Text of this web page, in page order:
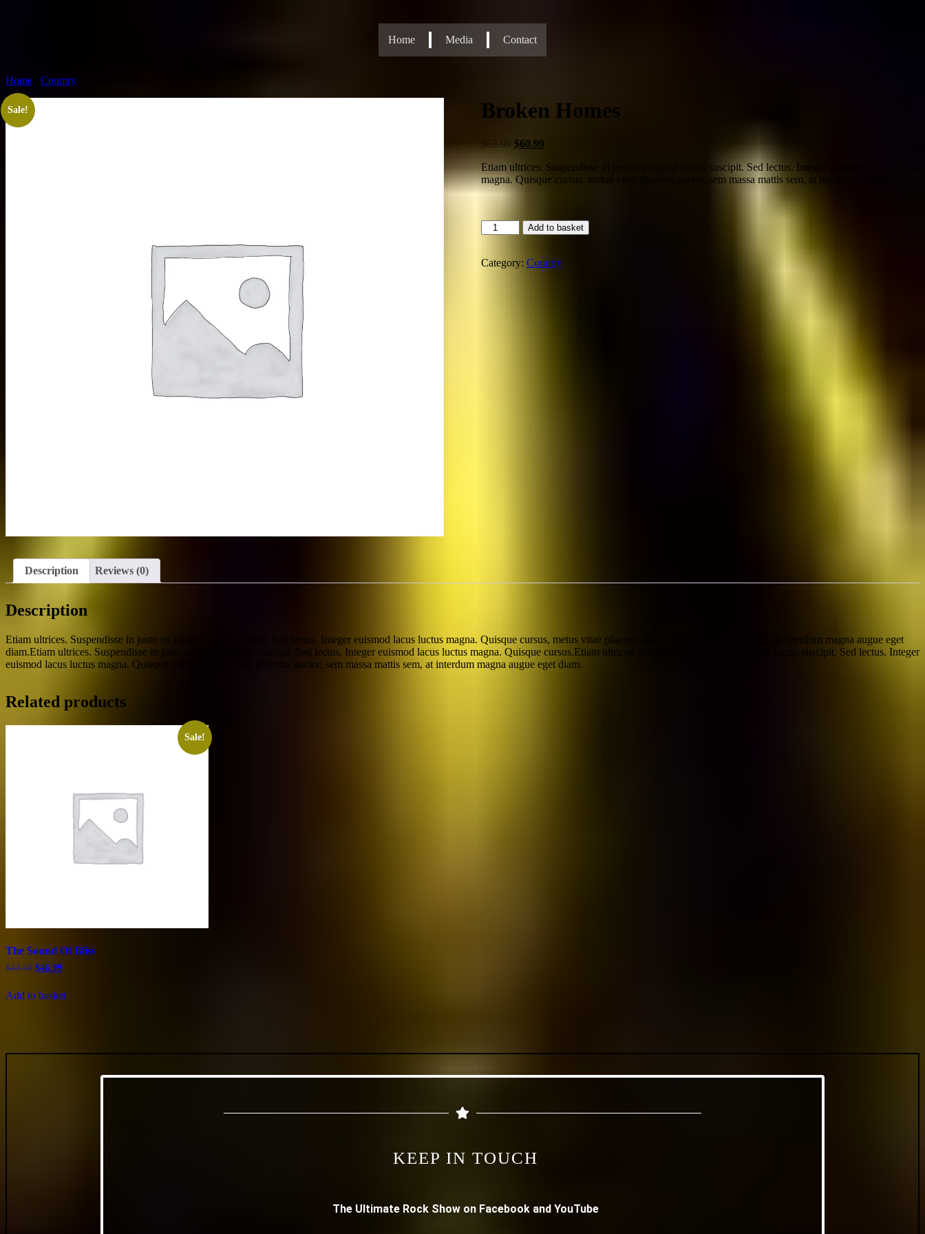
Home Media Contact
Home Country
Sale! Broken Homes
$63.99 $60.99
Etiam ultrices. Suspendisse in justo eu magna luctus suscipit. Sed lectus. Integer euismod lacus luctus
magna. Quisque cursus, metus vitae pharetra auctor, sem massa mattis sem, at interdum magna.
Add to basket
Category: Country
Description Reviews (0)
Description
Etiam ultrices. Suspendisse in justo eu magna luctus suscipit. Sed lectus. Integer euismod lacus luctus magna. Quisque cursus, metus vitae pharetra auctor, sem massa mattis sem, at interdum magna augue eget
diam.Etiam ultrices. Suspendisse in justo eu magna luctus suscipit. Sed lectus. Integer euismod lacus luctus magna. Quisque cursus.Etiam ultrices. Suspendisse in justo eu magna luctus suscipit. Sed lectus. Integer
euismod lacus luctus magna. Quisque cursus, metus vitae pharetra auctor, sem massa mattis sem, at interdum magna augue eget diam.
Related products
Sale!
The Sound Of Bliss
$49.99 $46.99
Add to basket
KEEP IN TOUCH
The Ultimate Rock Show on Facebook and YouTube